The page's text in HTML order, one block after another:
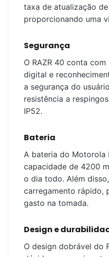
taxa de atualização
proporcionando uma
Segurança
O RAZR 40 conta
digital e
a segurança do
resistência a
IP52.
Bateria
A bateria do Motorola
capacidade de 4200
o dia todo. Além
carregamento rápido,
gasto na tomada.
Design e
O design dobrável do